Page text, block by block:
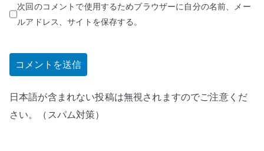
次回のコメントで使用するためブラウザーに自分の名前、メー
ルアドレス、サイトを保存する。
日本語が含まれない投稿は無視されますのでご注意くだ
さい。（スパム対策）